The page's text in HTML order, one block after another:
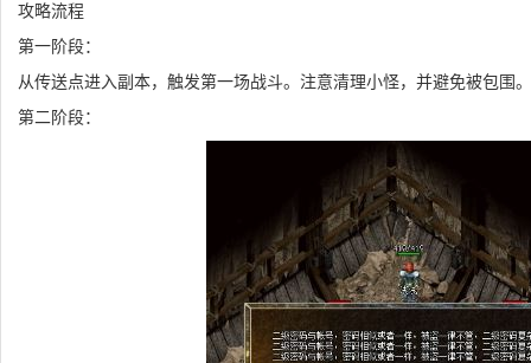
攻略流程
第一阶段：
从传送点进入副本，触发第一场战斗。注意清理小怪，并避免被包围。
第二阶段：